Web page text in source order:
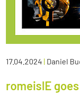
17.04.2024 | Daniel
romeisIE